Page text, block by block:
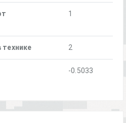
1
2
-0.5033